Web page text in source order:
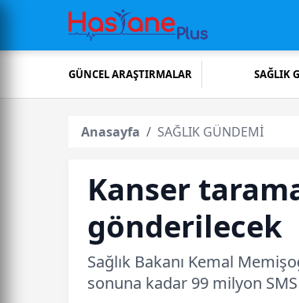
GÜNCEL ARAŞTIRMALAR SAĞLIK
Anasayfa SAĞLIK GÜNDEMİ
Kanser
gönderilecek
Sağlık Bakanı Kemal
sonuna kadar 99 milyon